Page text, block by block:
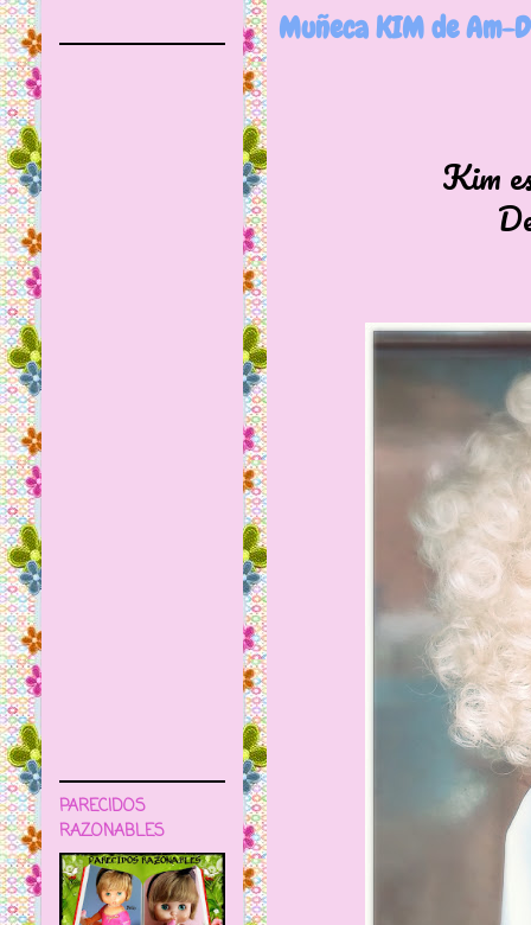
Muñeca KIM de Am-
Kim
PARECIDOS
RAZONABLES